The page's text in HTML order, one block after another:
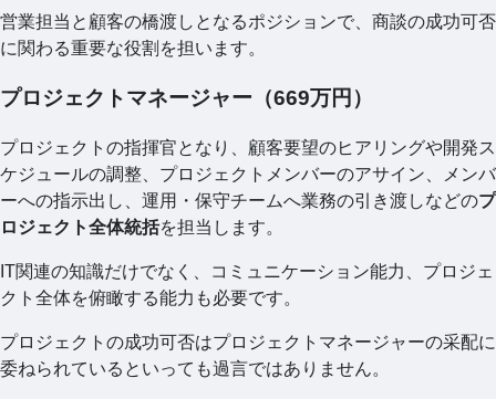
営業担当と顧客の橋渡しとなるポジションで、商談の成功可否
に関わる重要な役割を担います。
プロジェクトマネージャー（669万円）
プロジェクトの指揮官となり、顧客要望のヒアリングや開発ス
ケジュールの調整、プロジェクトメンバーのアサイン、メンバ
ーへの指示出し、運用・保守チームへ業務の引き渡しなどのプ
ロジェクト全体統括を担当します。
IT関連の知識だけでなく、コミュニケーション能力、プロジェ
クト全体を俯瞰する能力も必要です。
プロジェクトの成功可否はプロジェクトマネージャーの采配に
委ねられているといっても過言ではありません。